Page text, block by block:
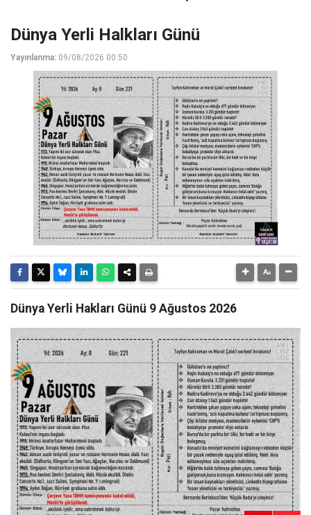
Dünya Yerli Halkları Günü
Yayınlanma: 09/08/2026 00:50
Dünya Yerli Hakları Günü 9 Ağustos 2026